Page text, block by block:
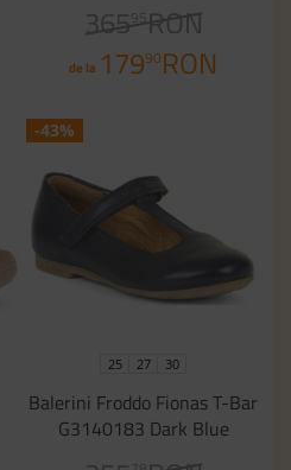
365 95RON
de la 17990RON
-43%
25 27 30
Balerini Froddo Fionas T-Bar
G3140183 Dark Blue